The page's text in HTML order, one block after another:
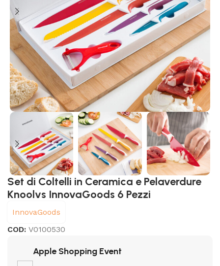
Set di Coltelli in Ceramica e Pelaverdure
Knoolvs InnovaGoods 6 Pezzi
InnovaGoods
COD:V0100530
Apple Shopping Event